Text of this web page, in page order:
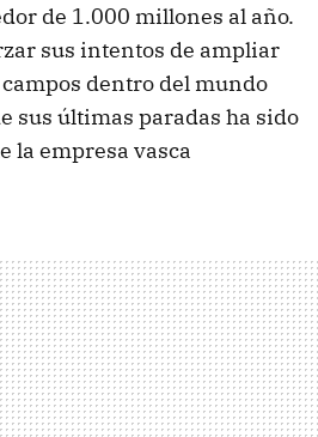
de 1.000 millones al año.
sus intentos de ampliar
dentro del mundo
sus últimas paradas ha sido
la empresa vasca